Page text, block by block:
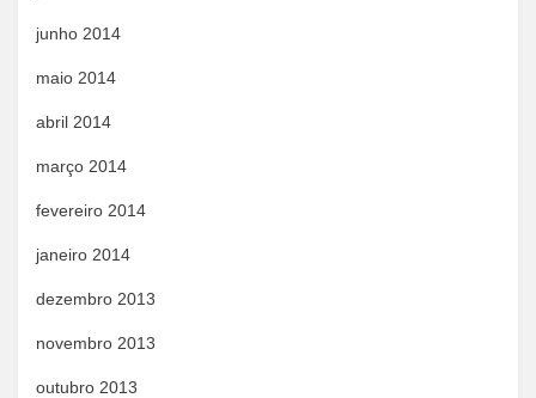
junho 2014
maio 2014
abril 2014
março 2014
fevereiro 2014
janeiro 2014
dezembro 2013
novembro 2013
outubro 2013